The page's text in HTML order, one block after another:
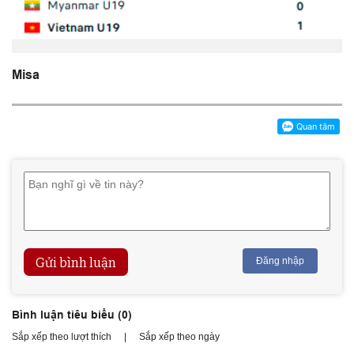
Misa
Gửi bình luận Đăng nhập
Bình luận tiêu biểu (0)
Sắp xếp theo lượt thích | Sắp xếp theo ngày